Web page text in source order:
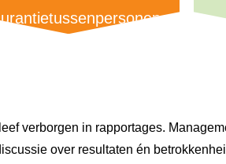
verborgen in rapportages.
over resultaten én